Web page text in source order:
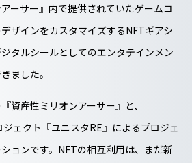
ーサー』内で提供されていたゲームコ
ザインをカスタマイズするNFTギアシ
タルシールとしてのエンタテインメン
ました。
資産性ミリオンアーサー』と、
ェクト『ユニスタRE』によるプロジェ
ョンです。NFTの相互利用は、まだ新